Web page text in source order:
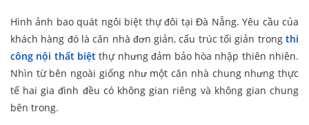
Hình ảnh bao quát ngôi biệt thự đôi tại Đà Nẵng. Yêu cầu của
khách hàng đó là căn nhà đơn giản, cấu trúc tối giản trong thi
công nội thất biệt thự nhưng đảm bảo hòa nhập thiên nhiên.
Nhìn từ bên ngoài giống như một căn nhà chung nhưng thực
tế hai gia đình đều có không gian riêng và không gian chung
bên trong.